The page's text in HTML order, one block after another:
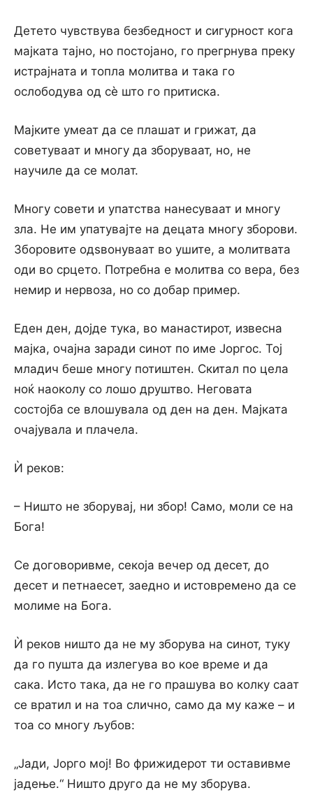
Детето чувствува безбедност и сигурност кога
мајката тајно, но постојано, го прегрнува преку
истрајната и топла молитва и така го
ослободува од сѐ што го притиска.
Мајките умеат да се плашат и грижат, да
советуваат и многу да зборуваат, но, не
научиле да се молат.
Многу совети и упатства нанесуваат и многу
зла. Не им упатувајте на децата многу зборови.
Зборовите одѕвонуваат во ушите, а молитвата
оди во срцето. Потребна е молитва со вера, без
немир и нервоза, но со добар пример.
Еден ден, дојде тука, во манастирот, извесна
мајка, очајна заради синот по име Јоргос. Тој
младич беше многу потиштен. Скитал по цела
ноќ наоколу со лошо друштво. Неговата
состојба се влошувала од ден на ден. Мајката
очајувала и плачела.
Ѝ реков:
– Ништо не зборувај, ни збор! Само, моли се на
Бога!
Се договоривме, секоја вечер од десет, до
десет и петнаесет, заедно и истовремено да се
молиме на Бога.
Ѝ реков ништо да не му зборува на синот, туку
да го пушта да излегува во кое време и да
сака. Исто така, да не го прашува во колку саат
се вратил и на тоа слично, само да му каже – и
тоа со многу љубов:
„Јади, Јорго мој! Во фрижидерот ти оставивме
јадење.“ Ништо друго да не му зборува.